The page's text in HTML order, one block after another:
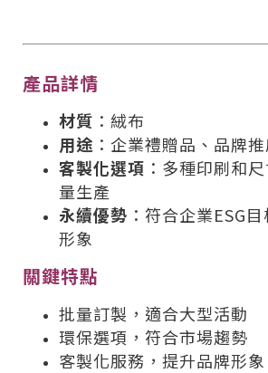
產品詳情
材質 ：絨布
用途 ：企業禮贈品、品牌
客製化選項 ：多種印刷和
量生產
永續優勢 ：符合企業ESG
形象
關鍵特點
批量訂製，適合大型活動
環保選項，符合市場趨勢
客製化服務，提升品牌形象